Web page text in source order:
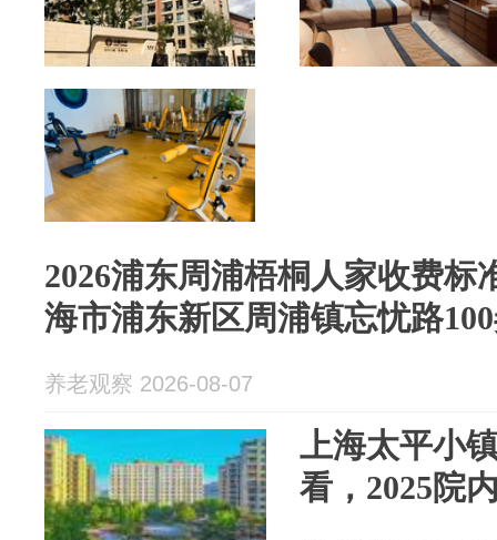
2026浦东周浦梧桐人家收费标
海市浦东新区周浦镇忘忧路
养老观察 2026-08-07
上海太平小
看，2025院